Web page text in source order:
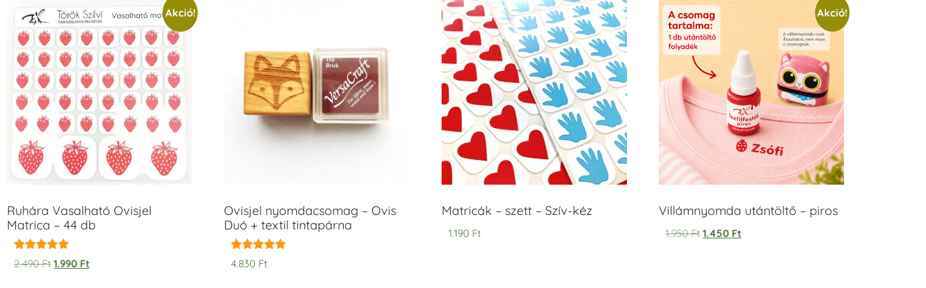
Akció!
Ruhára Vasalható Ovisjel
Matrica – 44 db
Értékelés:
5.00
2.490Ft 1.990 Ft
Ovisjel nyomdacsomag – Ovis
Duó + textil tintapárna
Értékelés:
5.00
4.830 Ft
Matricák – szett – Szív-kéz
1.190 Ft
Akció!
Villámnyomda utántöltő – piros
1.950Ft 1.450 Ft